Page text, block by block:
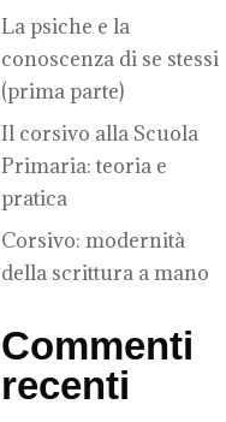
La psiche e la
conoscenza di se stessi
(prima parte)
Il corsivo alla Scuola
Primaria: teoria e
pratica
Corsivo: modernità
della scrittura a mano
Commenti
recenti